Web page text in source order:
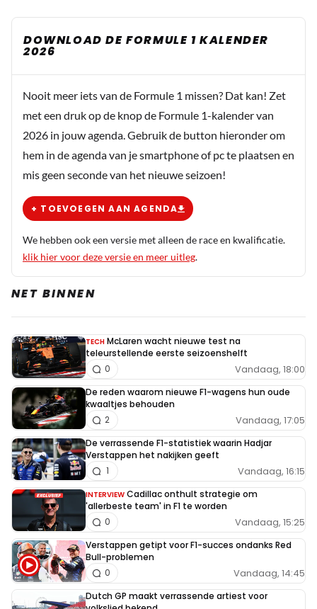
DOWNLOAD DE FORMULE 1 KALENDER
2026
Nooit meer iets van de Formule 1 missen? Dat kan! Zet
met een druk op de knop de Formule 1-kalender van
2026 in jouw agenda. Gebruik de button hieronder om
hem in de agenda van je smartphone of pc te plaatsen en
mis geen seconde van het nieuwe seizoen!
+ TOEVOEGEN AAN AGENDA
We hebben ook een versie met alleen de race en kwalificatie.
klik hier voor deze versie en meer uitleg.
NET BINNEN
TECH McLaren wacht nieuwe test na
teleurstellende eerste seizoenshelft
Vandaag, 18:00
0
De reden waarom nieuwe F1-wagens hun oude
kwaaltjes behouden
Vandaag, 17:05
2
De verrassende F1-statistiek waarin Hadjar
Verstappen het nakijken geeft
Vandaag, 16:15
1
INTERVIEW Cadillac onthult strategie om
'allerbeste team' in F1 te worden
Vandaag, 15:25
0
Verstappen getipt voor F1-succes ondanks Red
Bull-problemen
Vandaag, 14:45
0
Dutch GP maakt verrassende artiest voor